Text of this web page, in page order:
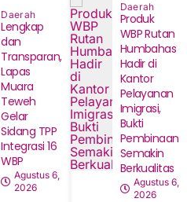
Daerah
Lengkap
dan
Transparan,
Lapas
Muara
Teweh
Gelar
Sidang TPP
Integrasi 16
WBP
Agustus 6,
2026
Daerah
Produk
WBP Rutan
Humbahas
Hadir di
Kantor
Pelayanan
Imigrasi,
Bukti
Pembinaan
Semakin
Berkualitas
Agustus 6,
2026